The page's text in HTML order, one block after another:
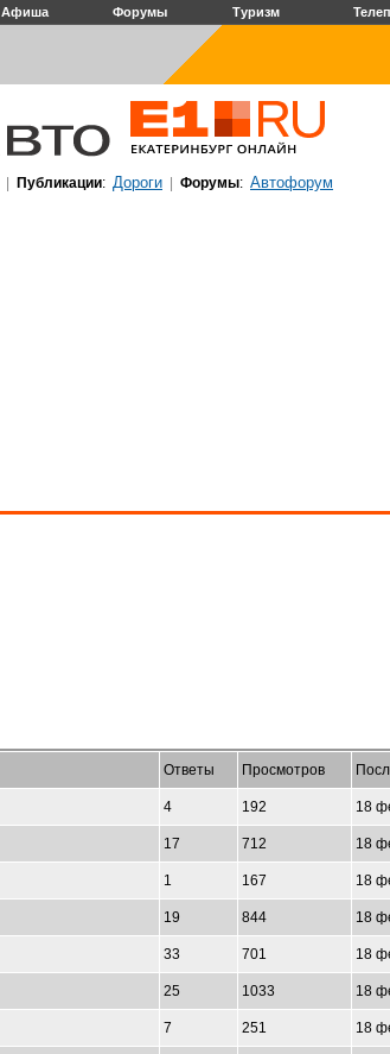
Афиша Форумы Туризм
Публикации: Дороги Форумы: Автофорум
Ответы Просмотров
4 192 18
17 712 18
1 167 18
19 844 18
33 701 18
25 1033 18
7 251 18